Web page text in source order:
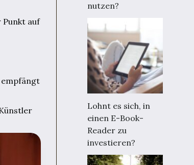
Punkt auf
nutzen?
Lohnt es sich, in
einen E-Book-
Reader zu
investieren?